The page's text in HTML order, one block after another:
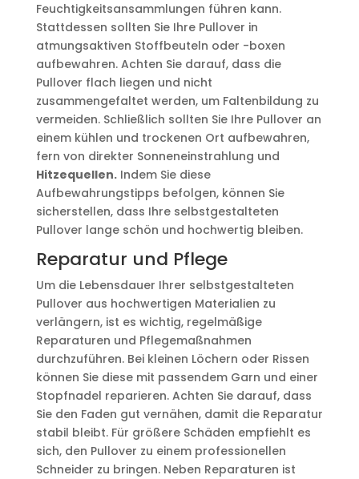
Feuchtigkeitsansammlungen führen kann.
Stattdessen sollten Sie Ihre Pullover in
atmungsaktiven Stoffbeuteln oder -boxen
aufbewahren. Achten Sie darauf, dass die
Pullover flach liegen und nicht
zusammengefaltet werden, um Faltenbildung zu
vermeiden. Schließlich sollten Sie Ihre Pullover an
einem kühlen und trockenen Ort aufbewahren,
fern von direkter Sonneneinstrahlung und
Hitzequellen.Indem Sie diese
Aufbewahrungstipps befolgen, können Sie
sicherstellen, dass Ihre selbstgestalteten
Pullover lange schön und hochwertig bleiben.
Reparatur und Pflege
Um die Lebensdauer Ihrer selbstgestalteten
Pullover aus hochwertigen Materialien zu
verlängern, ist es wichtig, regelmäßige
Reparaturen und Pflegemaßnahmen
durchzuführen. Bei kleinen Löchern oder Rissen
können Sie diese mit passendem Garn und einer
Stopfnadel reparieren. Achten Sie darauf, dass
Sie den Faden gut vernähen, damit die Reparatur
stabil bleibt. Für größere Schäden empfiehlt es
sich, den Pullover zu einem professionellen
Schneider zu bringen. Neben Reparaturen ist